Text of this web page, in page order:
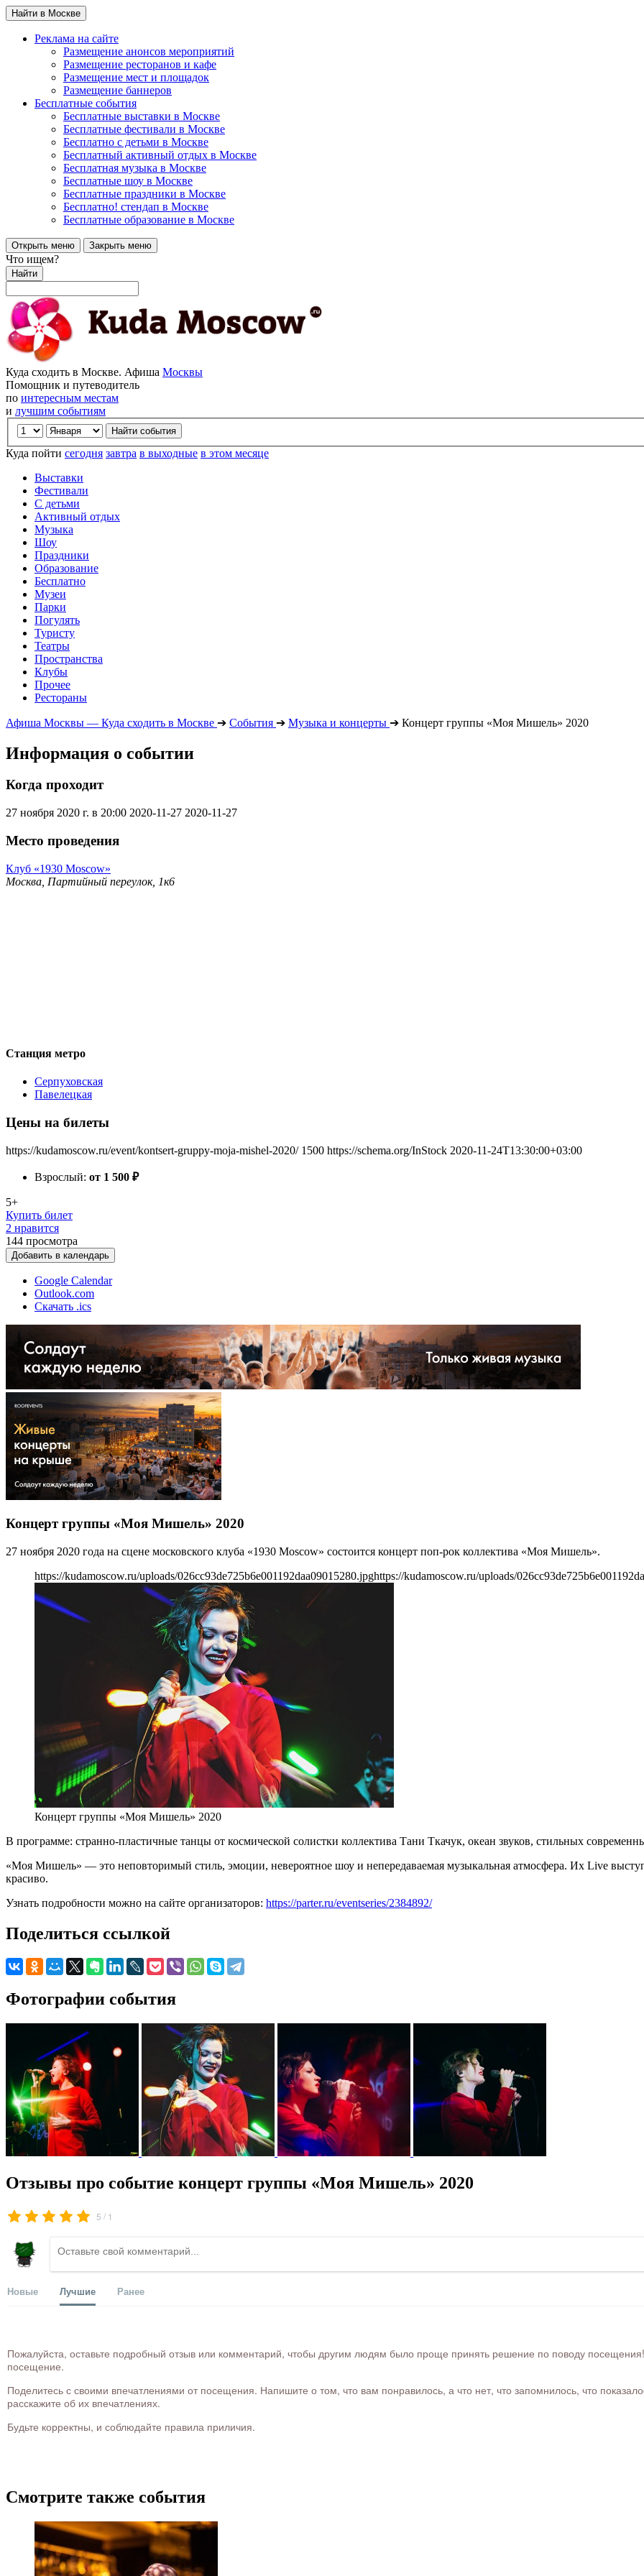
Найти в Москве
Реклама на сайте
Размещение анонсов мероприятий
Размещение ресторанов и кафе
Размещение мест и площадок
Размещение баннеров
Бесплатные события
Бесплатные выставки в Москве
Бесплатные фестивали в Москве
Бесплатно с детьми в Москве
Бесплатный активный отдых в Москве
Бесплатная музыка в Москве
Бесплатные шоу в Москве
Бесплатные праздники в Москве
Бесплатно! стендап в Москве
Бесплатные образование в Москве
Открыть меню Закрыть меню
Что ищем?
Найти
Куда сходить в Москве. Афиша Москвы
Помощник и путеводитель
по интересным местам
и лучшим событиям
Куда пойти сегодня завтра в выходные в этом месяце
Выставки
Фестивали
С детьми
Активный отдых
Музыка
Шоу
Праздники
Образование
Бесплатно
Музеи
Парки
Погулять
Туристу
Театры
Пространства
Клубы
Прочее
Рестораны
Афиша Москвы — Куда сходить в Москве ➔ События ➔ Музыка и концерты ➔ Концерт группы «Моя Мишель» 2020
Информация о событии
Когда проходит
27 ноября 2020 г. в 20:00 2020-11-27 2020-11-27
Место проведения
Клуб «1930 Moscow»
Москва, Партийный переулок, 1к6
Станция метро
Серпуховская
Павелецкая
Цены на билеты
https://kudamoscow.ru/event/kontsert-gruppy-moja-mishel-2020/ 1500 https://schema.org/InStock 2020-11-24T13:30:00+03:00
Взрослый: от 1 500 ₽
5+
Купить билет
2 нравится
144 просмотра
Добавить в календарь
Google Calendar
Outlook.com
Скачать .ics
Концерт группы «Моя Мишель» 2020
27 ноября 2020 года на сцене московского клуба «1930 Moscow» состоится концерт поп-рок коллектива «Моя Мишель».
https://kudamoscow.ru/uploads/026cc93de725b6e001192daa09015280.jpghttps://kudamoscow.ru/uploads/
Концерт группы «Моя Мишель» 2020
В программе: странно-пластичные танцы от космической солистки коллектива Тани Ткачук, океан звуков, стильных
«Моя Мишель» — это неповторимый стиль, эмоции, невероятное шоу и непередаваемая музыкальная атмосфера. Их Live
красиво.
Узнать подробности можно на сайте организаторов: https://parter.ru/eventseries/2384892/
Поделиться ссылкой
Фотографии события
Отзывы про событие концерт группы «Моя Мишель» 2020
5 / 1
Новые Лучшие Ранее
Пожалуйста, оставьте подробный отзыв или комментарий, чтобы другим людям было проще принять решение по поводу посещения!
посещение.
Поделитесь с своими впечатлениями от посещения. Напишите о том, что вам понравилось, а что нет, что запомнилось, что
расскажите об их впечатлениях.
Будьте корректны, и соблюдайте правила приличия.
Смотрите также события